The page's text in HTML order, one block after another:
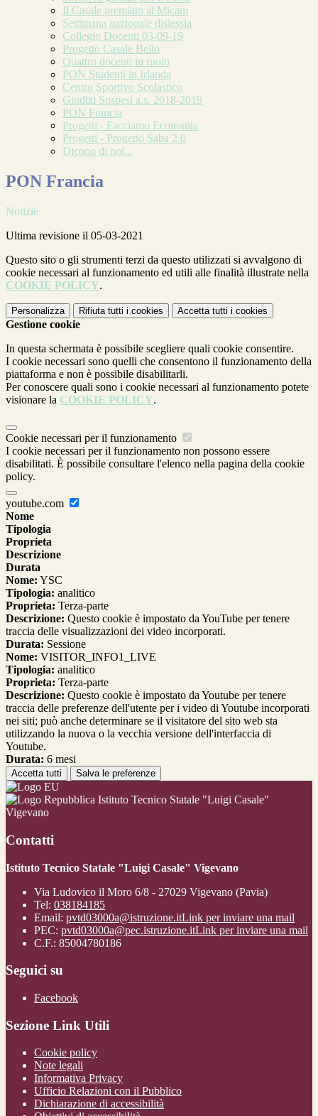
Il Casale premiato al Micam
Settimana nazionale dislessia
Collegio Docenti 03-09-19
Progetto Casale Bello
Quattro docenti in ruolo
PON Studenti in Irlanda
Centro Sportivo Scolastico
Giudizi Sospesi a.s. 2018-2019
PON Francia
Progetti - Facciamo Economia
Progetti - Progetto Saba 2.0
Dicono di noi...
PON Francia
Notizie
Ultima revisione il 05-03-2021
Questo sito o gli strumenti terzi da questo utilizzati si avvalgono di
cookie necessari al funzionamento ed utili alle finalità illustrate nella
COOKIE POLICY.
Personalizza Rifiuta tutti i cookies Accetta tutti i cookies
Gestione cookie
In questa schermata è possibile scegliere quali cookie consentire.
I cookie necessari sono quelli che consentono il funzionamento della
piattaforma e non è possibile disabilitarli.
Per conoscere quali sono i cookie necessari al funzionamento potete
visionare la COOKIE POLICY.
Cookie necessari per il funzionamento
I cookie necessari per il funzionamento non possono essere
disabilitati. È possibile consultare l'elenco nella pagina della cookie
policy.
youtube.com
Nome
Tipologia
Proprieta
Descrizione
Durata
Nome: YSC
Tipologia: analitico
Proprieta: Terza-parte
Descrizione: Questo cookie è impostato da YouTube per tenere
traccia delle visualizzazioni dei video incorporati.
Durata: Sessione
Nome: VISITOR_INFO1_LIVE
Tipologia: analitico
Proprieta: Terza-parte
Descrizione: Questo cookie è impostato da Youtube per tenere
traccia delle preferenze dell'utente per i video di Youtube incorporati
nei siti; può anche determinare se il visitatore del sito web sta
utilizzando la nuova o la vecchia versione dell'interfaccia di
Youtube.
Durata: 6 mesi
Accetta tutti Salva le preferenze
Istituto Tecnico Statale "Luigi Casale"
Vigevano
Contatti
Istituto Tecnico Statale "Luigi Casale" Vigevano
Via Ludovico il Moro 6/8 - 27029 Vigevano (Pavia)
Tel: 038184185
Email: pvtd03000a@istruzione.itLink per inviare una mail
PEC: pvtd03000a@pec.istruzione.itLink per inviare una mail
C.F.: 85004780186
Seguici su
Facebook
Sezione Link Utili
Cookie policy
Note legali
Informativa Privacy
Ufficio Relazioni con il Pubblico
Dichiarazione di accessibilità